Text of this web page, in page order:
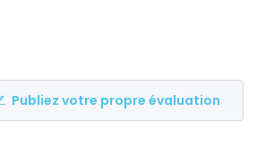
Publiez votre propre évaluation